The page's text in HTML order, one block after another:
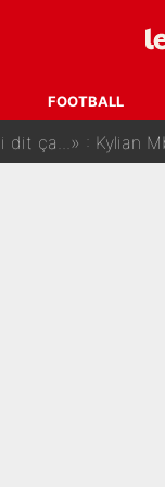
FOOTBALL
les
ses
ça...» : Kylian